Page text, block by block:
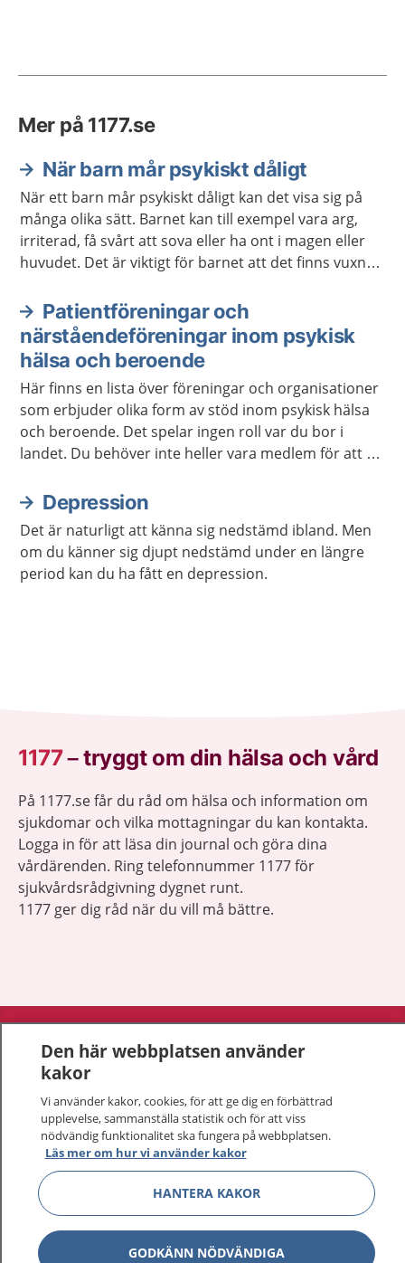
Mer på 1177.se
När barn mår psykiskt dåligt
När ett barn mår psykiskt dåligt kan det visa sig på
många olika sätt. Barnet kan till exempel vara arg,
irriterad, få svårt att sova eller ha ont i magen eller
huvudet. Det är viktigt för barnet att det finns vuxna
och hjälp från sjukvården eller kommunen.
Patientföreningar och
närståendeföreningar inom psykisk
hälsa och beroende
Här finns en lista över föreningar och organisationer
som erbjuder olika form av stöd inom psykisk hälsa
och beroende. Det spelar ingen roll var du bor i
landet. Du behöver inte heller vara medlem för att ta
Depression
Det är naturligt att känna sig nedstämd ibland. Men
om du känner sig djupt nedstämd under en längre
period kan du ha fått en depression.
1177–tryggt om din hälsa och vård
På 1177.se får du råd om hälsa och information om
sjukdomar och vilka mottagningar du kan kontakta.
Logga in för att läsa din journal och göra dina
vårdärenden. Ring telefonnummer 1177 för
sjukvårdsrådgivning dygnet runt.
1177 ger dig råd när du vill må bättre.
Visa
Om 1177
Kontakt
Behandling av personuppgifter
Hantering av kakor
Den här webbplatsen använder
kakor
Vi använder kakor, cookies, för att ge dig en förbättrad
upplevelse, sammanställa statistik och för att viss
nödvändig funktionalitet ska fungera på webbplatsen.
Läs mer om hur vi använder kakor
HANTERA KAKOR
GODKÄNN NÖDVÄNDIGA